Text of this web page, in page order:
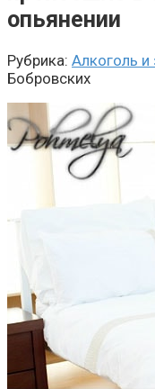
опьянении
Рубрика: Алкоголь
Бобровских